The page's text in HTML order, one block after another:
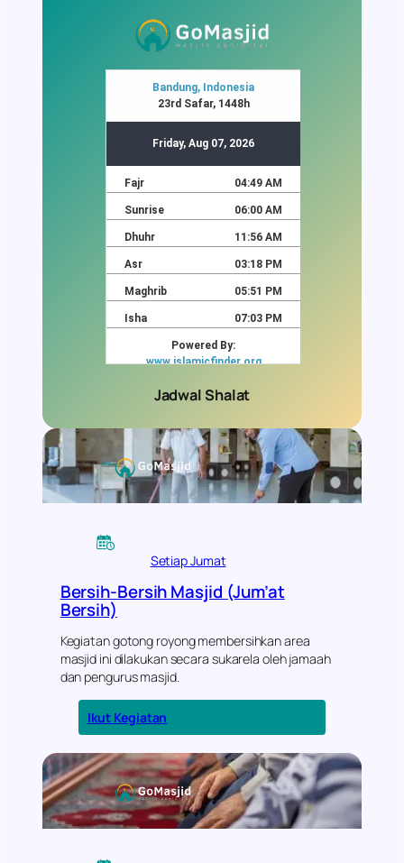
Jadwal Shalat
Setiap Jumat
Bersih-Bersih Masjid (Jum’at
Bersih)
Kegiatan gotong royong membersihkan area
masjid ini dilakukan secara sukarela oleh jamaah
dan pengurus masjid.
Ikut Kegiatan
B
e
r
s
i
h